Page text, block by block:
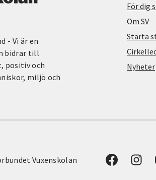
- Vi är en
bidrar till
positiv och
miljö och
För dig
Om SV
Starta
Nyheter
Vuxenskolan